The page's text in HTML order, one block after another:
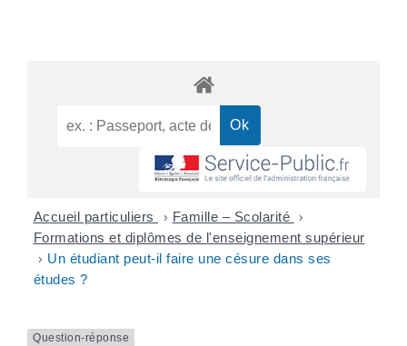
Accueil particuliers > Famille – Scolarité >
Formations et diplômes de l'enseignement supérieur
> Un étudiant peut-il faire une césure dans ses
études ?
Question-réponse